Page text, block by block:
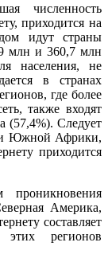
численность
приходится на
идут страны
млн и 360,7 млн
населения, не
в странах
где более
также входят
(57,4%). Следует
и Южной Африки,
приходится
Америка,
составляет
регионов